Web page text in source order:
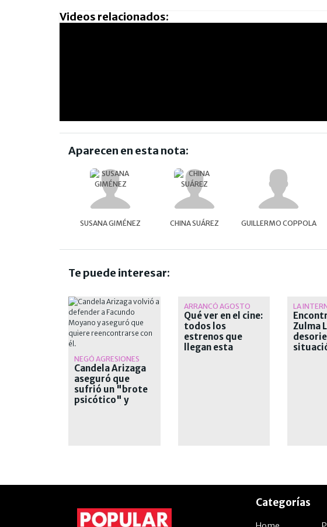
Videos relacionados:
Aparecen en esta nota:
SUSANA GIMÉNEZ CHINA SUÁREZ GUILLERMO COPPOLA
Te puede interesar:
NEGÓ AGRESIONES
Candela Arizaga
aseguró que
sufrió un "brote
psicótico" y
ARRANCÓ AGOSTO
Qué ver en el cine:
todos los
estrenos que
llegan esta
LA
Zulma
Categorías